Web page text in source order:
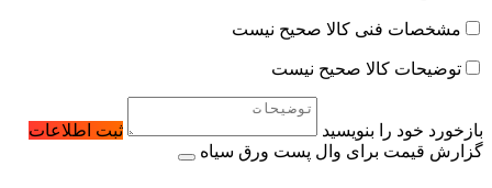
مشخصات فنی کالا صحیح نیست
توضیحات کالا صحیح نیست
بازخورد خود را بنویسید
ثبت اطلاعات
گزارش قیمت برای وال پست ورق سیاه